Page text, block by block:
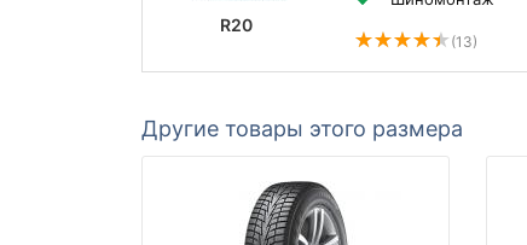
R20
(13)
Другие товары этого размера